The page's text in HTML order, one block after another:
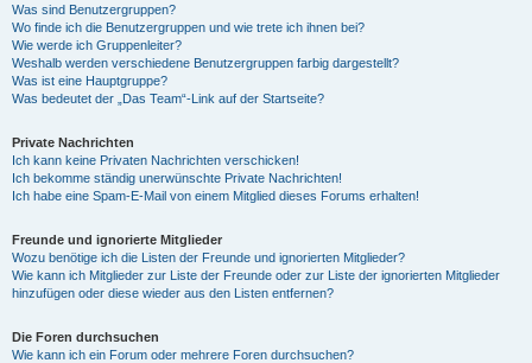
Was sind Benutzergruppen?
Wo finde ich die Benutzergruppen und wie trete ich ihnen bei?
Wie werde ich Gruppenleiter?
Weshalb werden verschiedene Benutzergruppen farbig dargestellt?
Was ist eine Hauptgruppe?
Was bedeutet der „Das Team“-Link auf der Startseite?
Private Nachrichten
Ich kann keine Privaten Nachrichten verschicken!
Ich bekomme ständig unerwünschte Private Nachrichten!
Ich habe eine Spam-E-Mail von einem Mitglied dieses Forums erhalten!
Freunde und ignorierte Mitglieder
Wozu benötige ich die Listen der Freunde und ignorierten Mitglieder?
Wie kann ich Mitglieder zur Liste der Freunde oder zur Liste der ignorierten Mitglieder
hinzufügen oder diese wieder aus den Listen entfernen?
Die Foren durchsuchen
Wie kann ich ein Forum oder mehrere Foren durchsuchen?